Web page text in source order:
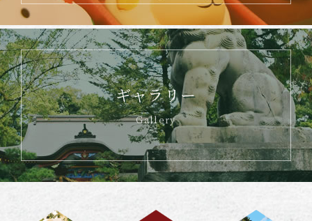
ギャラリー
Gallery